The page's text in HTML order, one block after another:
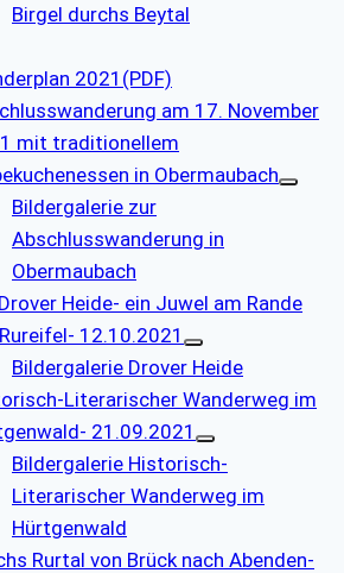
Birgel durchs Beytal
2021(PDF)
am 17. November
mit traditionellem
in Obermaubach
Bildergalerie zur
Abschlusswanderung in
Obermaubach
Heide- ein Juwel am Rande
12.10.2021
Bildergalerie Drover Heide
Literarischer Wanderweg im
21.09.2021
Bildergalerie Historisch-
Literarischer Wanderweg im
Hürtgenwald
Rurtal von Brück nach Abenden-